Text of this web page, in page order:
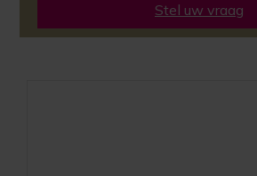
Stel uw vraag